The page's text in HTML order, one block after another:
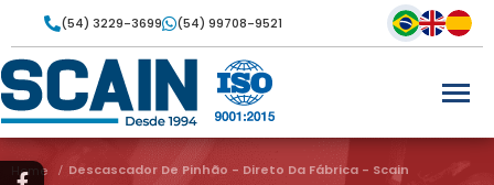
(54) 3229-3699 (54) 99708-9521
Home Descascador De Pinhão - Direto Da Fábrica - Scain